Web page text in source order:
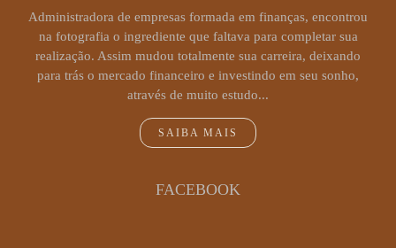
Administradora de empresas formada em finanças, encontrou
na fotografia o ingrediente que faltava para completar sua
realização. Assim mudou totalmente sua carreira, deixando
para trás o mercado financeiro e investindo em seu sonho,
através de muito estudo...
SAIBA MAIS
FACEBOOK